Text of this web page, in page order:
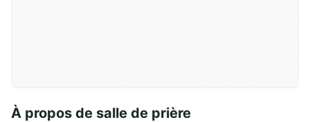
À propos de salle de prière